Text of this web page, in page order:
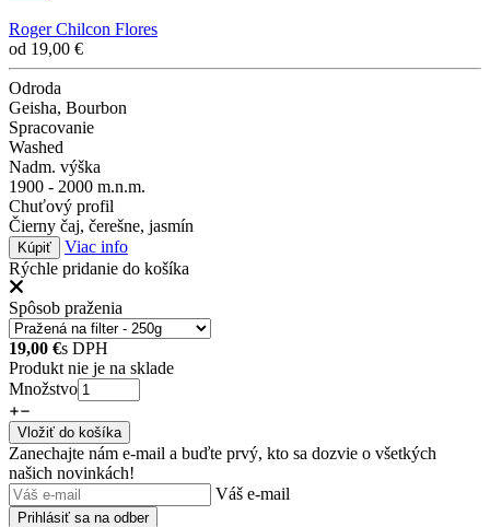
Roger Chilcon Flores
od 19,00 €
Odroda
Geisha, Bourbon
Spracovanie
Washed
Nadm. výška
1900 - 2000 m.n.m.
Chuťový profil
Čierny čaj, čerešne, jasmín
Kúpiť
Viac info
Rýchle pridanie do košíka
Spôsob praženia
19,00 €s DPH
Produkt nie je na sklade
Množstvo
Vložiť do košíka
Zanechajte nám e-mail a buďte prvý, kto sa dozvie o všetkých
našich novinkách!
Váš e-mail
Prihlásiť sa na odber